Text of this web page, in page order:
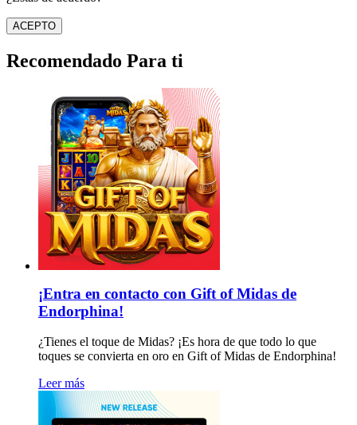
ACEPTO
Recomendado Para ti
¡Entra en contacto con Gift of Midas de
Endorphina!
¿Tienes el toque de Midas? ¡Es hora de que todo lo que
toques se convierta en oro en Gift of Midas de Endorphina!
Leer más